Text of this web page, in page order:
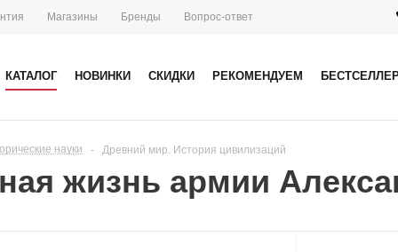
Магазины Бренды Вопрос-ответ
КАТАЛОГ НОВИНКИ СКИДКИ РЕКОМЕНДУЕМ
науки - Древний мир. История цивилизаций
жизнь армии